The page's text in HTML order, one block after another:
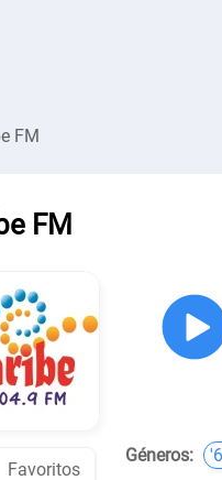
FM
FM
Favoritos
Géneros: